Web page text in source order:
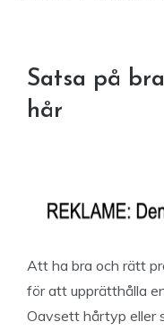
Satsa på
hår
Att ha bra och rätt
för att upprätthålla
Oavsett hårtyp eller